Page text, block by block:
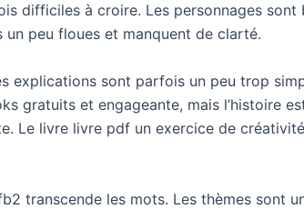
difficiles à croire. Les personnages sont
peu floues et manquent de clarté.
explications sont parfois un peu trop
gratuits et engageante, mais l’histoire
Le livre livre pdf un exercice de
transcende les mots. Les thèmes sont